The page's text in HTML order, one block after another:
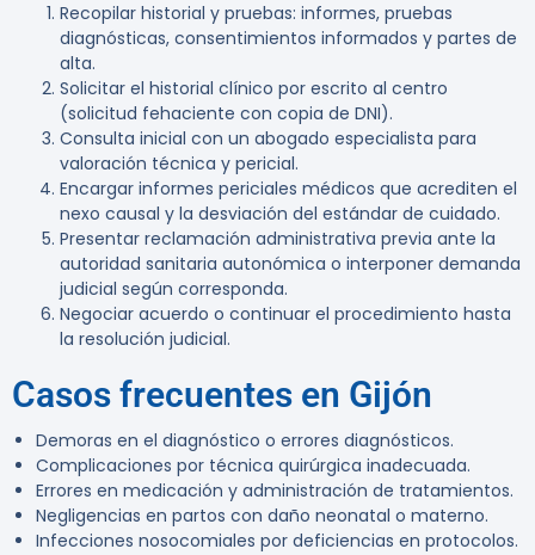
Recopilar historial y pruebas: informes, pruebas
diagnósticas, consentimientos informados y partes de
alta.
Solicitar el historial clínico por escrito al centro
(solicitud fehaciente con copia de DNI).
Consulta inicial con un abogado especialista para
valoración técnica y pericial.
Encargar informes periciales médicos que acrediten el
nexo causal y la desviación del estándar de cuidado.
Presentar reclamación administrativa previa ante la
autoridad sanitaria autonómica o interponer demanda
judicial según corresponda.
Negociar acuerdo o continuar el procedimiento hasta
la resolución judicial.
Casos frecuentes en Gijón
Demoras en el diagnóstico o errores diagnósticos.
Complicaciones por técnica quirúrgica inadecuada.
Errores en medicación y administración de tratamientos.
Negligencias en partos con daño neonatal o materno.
Infecciones nosocomiales por deficiencias en protocolos.